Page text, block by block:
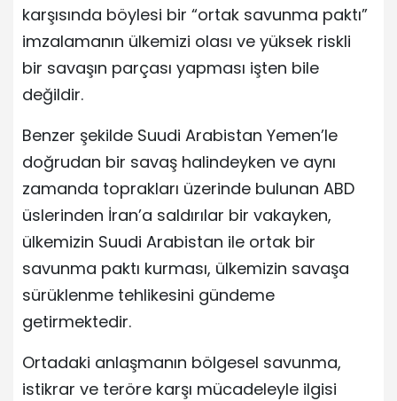
karşısında böylesi bir “ortak savunma paktı”
imzalamanın ülkemizi olası ve yüksek riskli
bir savaşın parçası yapması işten bile
değildir.
Benzer şekilde Suudi Arabistan Yemen’le
doğrudan bir savaş halindeyken ve aynı
zamanda toprakları üzerinde bulunan ABD
üslerinden İran’a saldırılar bir vakayken,
ülkemizin Suudi Arabistan ile ortak bir
savunma paktı kurması, ülkemizin savaşa
sürüklenme tehlikesini gündeme
getirmektedir.
Ortadaki anlaşmanın bölgesel savunma,
istikrar ve teröre karşı mücadeleyle ilgisi